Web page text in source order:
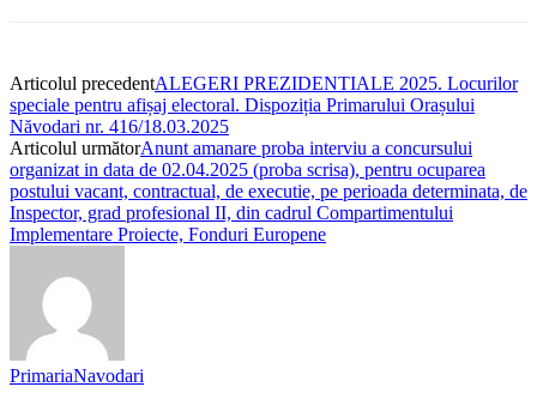
Articolul precedentALEGERI PREZIDENTIALE 2025. Locurilor
speciale pentru afișaj electoral. Dispoziția Primarului Orașului
Năvodari nr. 416/18.03.2025
Articolul următorAnunt amanare proba interviu a concursului
organizat in data de 02.04.2025 (proba scrisa), pentru ocuparea
postului vacant, contractual, de executie, pe perioada determinata, de
Inspector, grad profesional II, din cadrul Compartimentului
Implementare Proiecte, Fonduri Europene
PrimariaNavodari